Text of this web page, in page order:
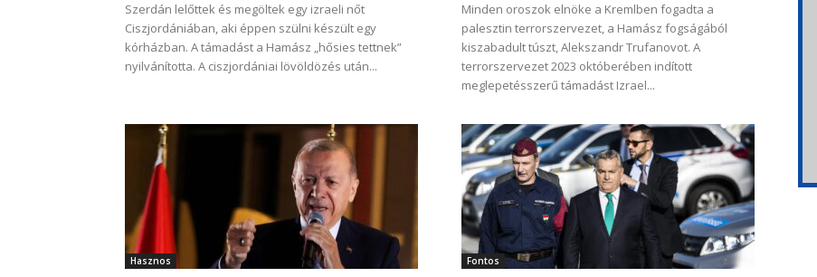
Szerdán lelőttek és megöltek egy izraeli nőt
Ciszjordániában, aki éppen szülni készült egy
kórházban. A támadást a Hamász „hősies tettnek”
nyilvánította. A ciszjordániai lövöldözés után...
Minden oroszok elnöke a Kremlben fogadta a
palesztin terrorszervezet, a Hamász fogságából
kiszabadult túszt, Alekszandr Trufanovot. A
terrorszervezet 2023 októberében indított
meglepetésszerű támadást Izrael...
Hasznos Fontos